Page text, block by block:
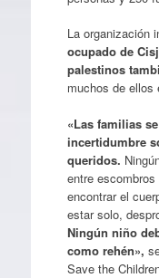
La organización
ocupado de
palestinos
muchos de ellos
«Las familias
incertidumbre
queridos.
entre
encontrar el
estar solo,
Ningún niño
como rehén»,
Save the